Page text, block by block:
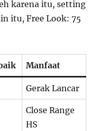
karena itu, setting
itu, Free Look: 75
Manfaat
Gerak Lancar
Close Range
HS